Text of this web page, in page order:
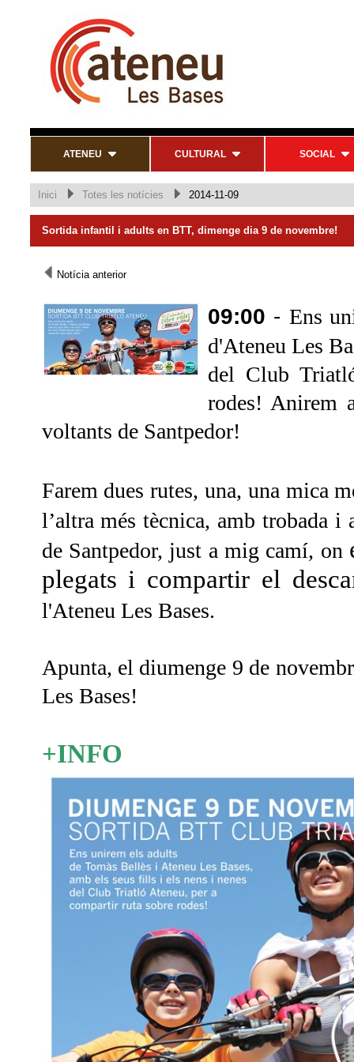
ATENEU CULTURAL SOCIAL
Inici Totes les notícies 2014-11-09
Sortida infantil i adults en BTT, dimenge dia 9 de novembre!
Notícia anterior
09:00 - Ens
d'Ateneu Les
del Club
rodes! Anirem
voltants de Santpedor!
Farem dues rutes, una, una mica
l’altra més tècnica, amb trobada i
de Santpedor, just a mig camí, on
plegats i compartir el
l'Ateneu Les Bases.
Apunta, el diumenge 9 de
Les Bases!
+INFO